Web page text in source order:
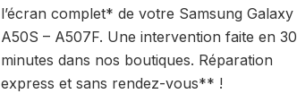
l’écran complet* de votre Samsung Galaxy
A50S – A507F. Une intervention faite en 30
minutes dans nos boutiques. Réparation
express et sans rendez-vous** !